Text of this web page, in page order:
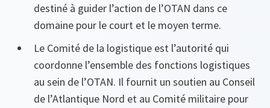
destiné à guider l’action de l’OTAN dans ce
domaine pour le court et le moyen terme.
Le Comité de la logistique est l’autorité qui
coordonne l’ensemble des fonctions logistiques
au sein de l’OTAN. Il fournit un soutien au Conseil
de l’Atlantique Nord et au Comité militaire pour